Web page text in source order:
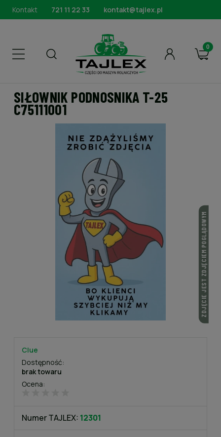
Kontakt 721 11 22 33 kontakt@tajlex.pl
SIŁOWNIK PODNOSNIKA T-25
C75111001
ZDJĘCIE JEST ZDJĘCIEM POGLĄDOWYM
Ocena:
Clue
Dostępność:
brak towaru
Numer TAJLEX: 12301